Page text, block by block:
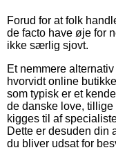
Forud for at folk
de facto have øje for
ikke særlig sjovt.
Et nemmere
hvorvidt online
som typisk er et
de danske love,
kigges til af
Dette er desuden
du bliver udsat for